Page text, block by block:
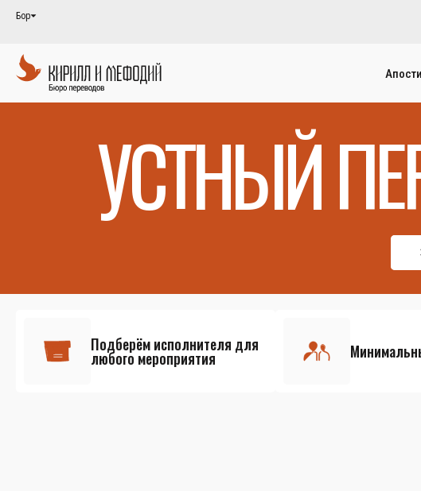
Бор
УСТНЫЙ
Подберём исполнителя для
любого мероприятия